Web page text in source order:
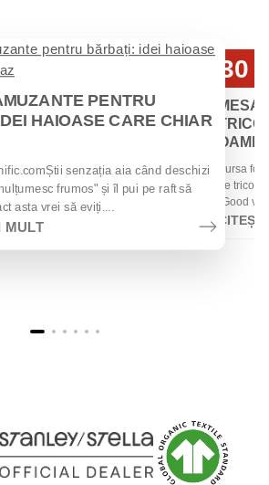
PENTRU
HAIOASE CARE CHIAR
senzația aia când deschizi
frumos" și îl pui pe raft să
asta vrei să eviți....
MULT
30
Sursa
de
„Good